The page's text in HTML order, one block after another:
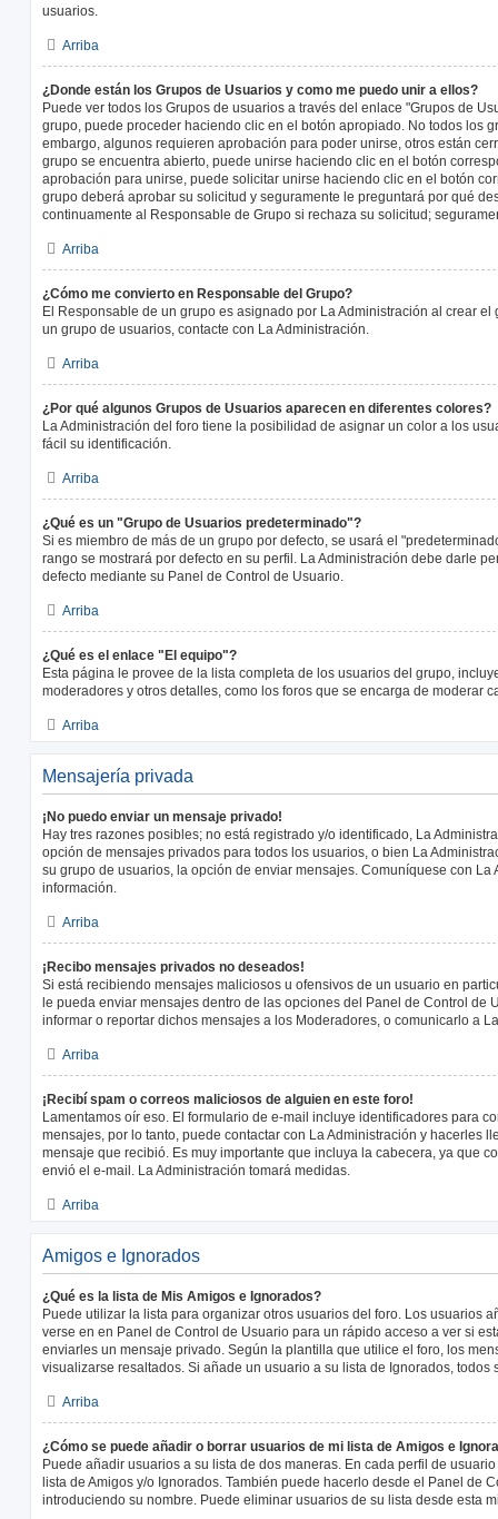
usuarios.
Arriba
¿Donde están los Grupos de Usuarios y como me puedo unir a ellos?
Puede ver todos los Grupos de usuarios a través del enlace "Grupos de
grupo, puede proceder haciendo clic en el botón apropiado. No todos los
embargo, algunos requieren aprobación para poder unirse, otros están
grupo se encuentra abierto, puede unirse haciendo clic en el botón
aprobación para unirse, puede solicitar unirse haciendo clic en el botón
grupo deberá aprobar su solicitud y seguramente le preguntará por qué
continuamente al Responsable de Grupo si rechaza su solicitud;
Arriba
¿Cómo me convierto en Responsable del Grupo?
El Responsable de un grupo es asignado por La Administración al crear
un grupo de usuarios, contacte con La Administración.
Arriba
¿Por qué algunos Grupos de Usuarios aparecen en diferentes colores?
La Administración del foro tiene la posibilidad de asignar un color a los
fácil su identificación.
Arriba
¿Qué es un "Grupo de Usuarios predeterminado"?
Si es miembro de más de un grupo por defecto, se usará el
rango se mostrará por defecto en su perfil. La Administración debe darle
defecto mediante su Panel de Control de Usuario.
Arriba
¿Qué es el enlace "El equipo"?
Esta página le provee de la lista completa de los usuarios del grupo,
moderadores y otros detalles, como los foros que se encarga de moderar
Arriba
Mensajería privada
¡No puedo enviar un mensaje privado!
Hay tres razones posibles; no está registrado y/o identificado, La
opción de mensajes privados para todos los usuarios, o bien La
su grupo de usuarios, la opción de enviar mensajes. Comuníquese con La
información.
Arriba
¡Recibo mensajes privados no deseados!
Si está recibiendo mensajes maliciosos u ofensivos de un usuario en
le pueda enviar mensajes dentro de las opciones del Panel de Control de
informar o reportar dichos mensajes a los Moderadores, o comunicarlo a
Arriba
¡Recibí spam o correos maliciosos de alguien en este foro!
Lamentamos oír eso. El formulario de e-mail incluye identificadores para
mensajes, por lo tanto, puede contactar con La Administración y hacerles
mensaje que recibió. Es muy importante que incluya la cabecera, ya que
envió el e-mail. La Administración tomará medidas.
Arriba
Amigos e Ignorados
¿Qué es la lista de Mis Amigos e Ignorados?
Puede utilizar la lista para organizar otros usuarios del foro. Los usuarios
verse en en Panel de Control de Usuario para un rápido acceso a ver si
enviarles un mensaje privado. Según la plantilla que utilice el foro, los
visualizarse resaltados. Si añade un usuario a su lista de Ignorados, todos
Arriba
¿Cómo se puede añadir o borrar usuarios de mi lista de Amigos e
Puede añadir usuarios a su lista de dos maneras. En cada perfil de
lista de Amigos y/o Ignorados. También puede hacerlo desde el Panel de
introduciendo su nombre. Puede eliminar usuarios de su lista desde esta